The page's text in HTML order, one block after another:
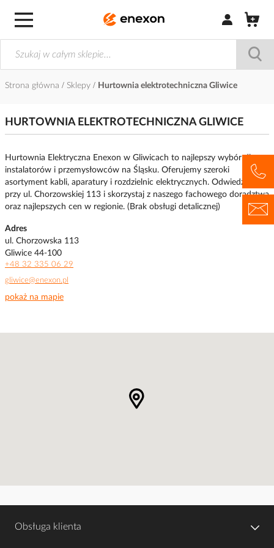
Zaloguj się /
Strona główna Sklepy Hurtownia elektrotechniczna Gliwice
HURTOWNIA ELEKTROTECHNICZNA GLIWICE
Hurtownia Elektryczna Enexon w Gliwicach to najlepszy wybór dla
instalatorów i przemysłowców na Śląsku. Oferujemy szeroki
asortyment kabli, aparatury i rozdzielnic elektrycznych. Odwiedź nas
przy ul. Chorzowskiej 113 i skorzystaj z naszego fachowego doradztwa
oraz najlepszych cen w regionie. (Brak obsługi detalicznej)
Adres
ul. Chorzowska 113
Gliwice 44-100
+48 32 335 06 29
gliwice@enexon.pl
pokaż na mapie
Obsługa klienta